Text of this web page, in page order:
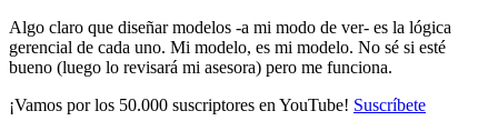
Algo claro que diseñar modelos -a mi modo de ver- es la lógica
gerencial de cada uno. Mi modelo, es mi modelo. No sé si esté
bueno (luego lo revisará mi asesora) pero me funciona.
¡Vamos por los 50.000 suscriptores en YouTube! Suscríbete